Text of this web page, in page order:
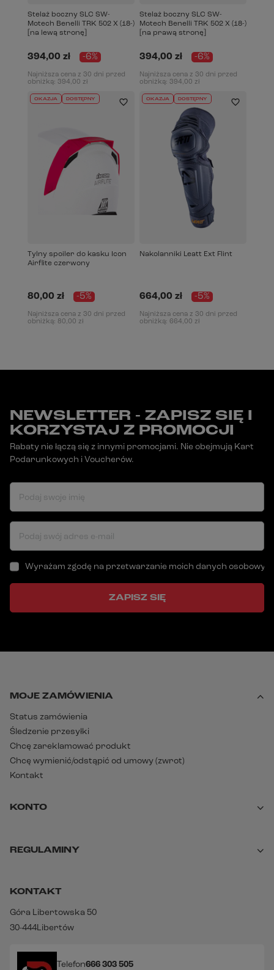
Stelaż boczny SLC SW-
Motech Benelli TRK 502 X (18-)
[na lewą stronę]
394,00 zł -6%
Najniższa cena z 30 dni przed
obniżką: 394,00 zł
Stelaż boczny SLC SW-
Motech Benelli TRK 502 X (18-)
[na prawą stronę]
394,00 zł -6%
Najniższa cena z 30 dni przed
obniżką: 394,00 zł
OKAZJA DOSTĘPNY
Tylny spoiler do kasku Icon
Airflite czerwony
80,00 zł -5%
Najniższa cena z 30 dni przed
obniżką: 80,00 zł
OKAZJA DOSTĘPNY
Nakolanniki Leatt Ext Flint
664,00 zł -5%
Najniższa cena z 30 dni przed
obniżką: 664,00 zł
NEWSLETTER - ZAPISZ SIĘ I
KORZYSTAJ Z PROMOCJI
Rabaty nie łączą się z innymi promocjami. Nie obejmują Kart
Podarunkowych i Voucherów.
Podaj swoje imię
Podaj swój adres e-mail
Wyrażam zgodę na przetwarzanie moich danych
ZAPISZ SIĘ
MOJE ZAMÓWIENIA
Status zamówienia
Śledzenie przesyłki
Chcę zareklamować produkt
Chcę wymienić/odstąpić od umowy (zwrot)
Kontakt
KONTO
REGULAMINY
KONTAKT
Góra Libertowska 50
30-444Libertów
Telefon666 303 505